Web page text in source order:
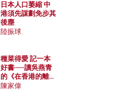
日本人口萎縮 中
港須先謀劃免步其
後塵
陸振球
種菜得愛 記一本
好書──讀吳燕青
的《在香港的離島
種菜》
陳家偉